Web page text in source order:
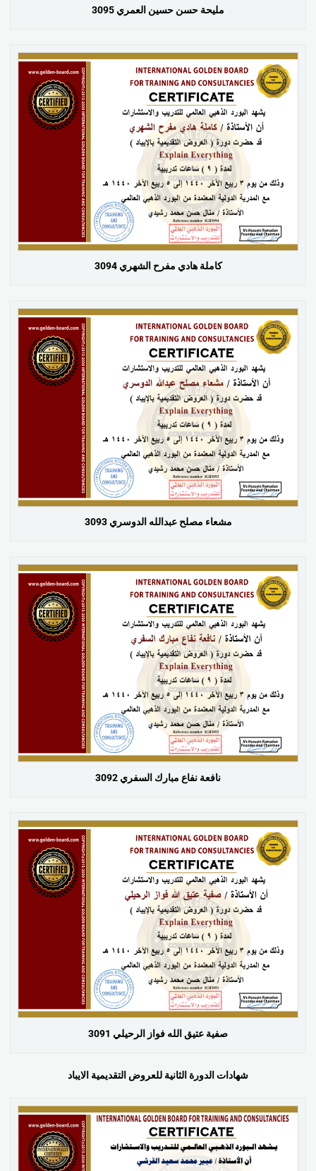
مليحة حسن حسين العمري 3095
كاملة هادي مفرح الشهري 3094
مشعاء مصلح عبدالله الدوسري 3093
نافعة نفاع مبارك السفري 3092
صفية عتيق الله فواز الرحيلي 3091
شهادات الدورة الثانية للعروض التقديمية الايباد